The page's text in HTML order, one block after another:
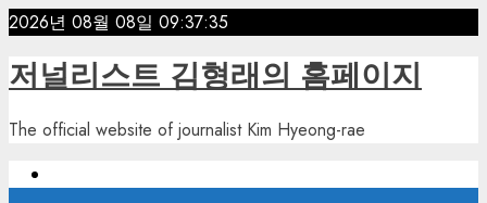
Skip
content
2026년 08월 08일 09:37:36
저널리스트 김형래의 홈페이지
The official website of journalist Kim Hyeong-rae